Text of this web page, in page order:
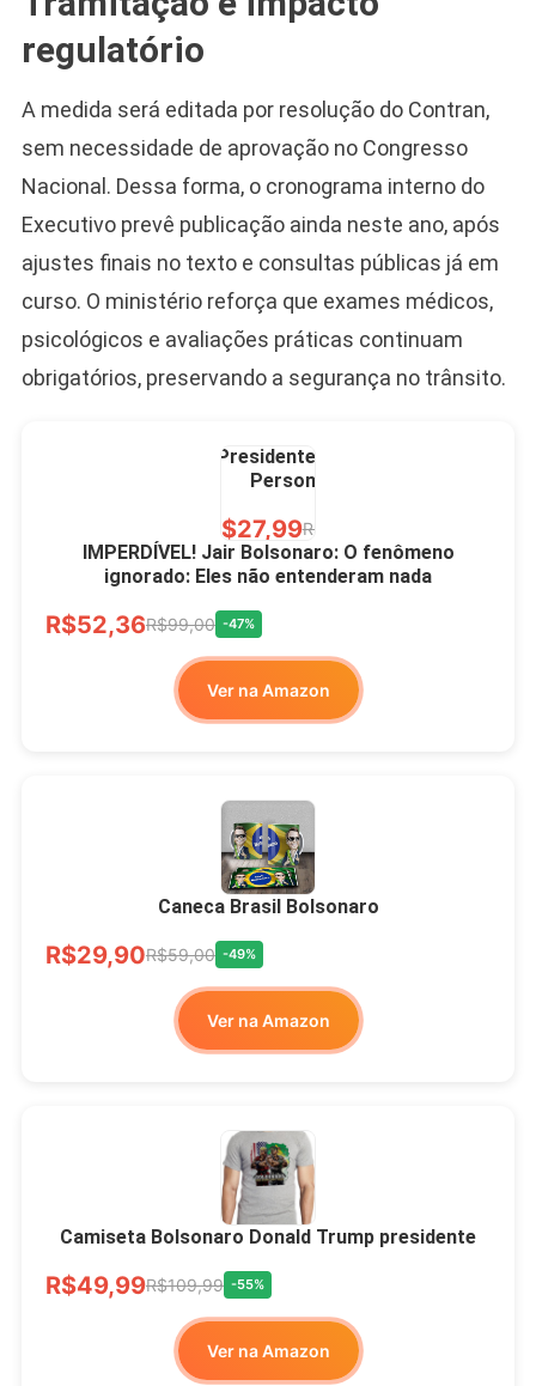
regulatório
A medida será editada por resolução do Contran,
sem necessidade de aprovação no Congresso
Nacional. Dessa forma, o cronograma interno do
Executivo prevê publicação ainda neste ano, após
ajustes finais no texto e consultas públicas já em
curso. O ministério reforça que exames médicos,
psicológicos e avaliações práticas continuam
obrigatórios, preservando a segurança no trânsito.
Bolsonaro Presidente
R$60,00R$99,00 -39%
Ver no MERCADO
LIVRE
Presidente Porcelana
Personalizada
R$27,99R$49,00
Xícara Bolsonaro
Brasão Deus Acima De
Todos
R$33,00
Ver no MERCADO
LIVRE
IMPERDÍVEL! Jair Bolsonaro: O fenômeno
ignorado: Eles não entenderam nada
R$52,36R$99,00 -47%
Ver na Amazon
Caneca Brasil Bolsonaro
R$29,90R$59,00 -49%
Ver na Amazon
Camiseta Bolsonaro Donald Trump presidente
R$49,99R$109,99 -55%
Ver na Amazon